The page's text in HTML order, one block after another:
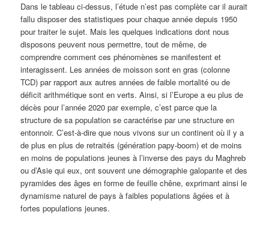
Dans le tableau ci-dessus, l’étude n’est pas complète car il aurait
fallu disposer des statistiques pour chaque année depuis 1950
pour traiter le sujet. Mais les quelques indications dont nous
disposons peuvent nous permettre, tout de même, de
comprendre comment ces phénomènes se manifestent et
interagissent. Les années de moisson sont en gras (colonne
TCD) par rapport aux autres années de faible mortalité ou de
déficit arithmétique sont en verts. Ainsi, si l’Europe a eu plus de
décès pour l’année 2020 par exemple, c’est parce que la
structure de sa population se caractérise par une structure en
entonnoir. C’est-à-dire que nous vivons sur un continent où il y a
de plus en plus de retraités (génération papy-boom) et de moins
en moins de populations jeunes à l’inverse des pays du Maghreb
ou d’Asie qui eux, ont souvent une démographie galopante et des
pyramides des âges en forme de feuille chêne, exprimant ainsi le
dynamisme naturel de pays à faibles populations âgées et à
fortes populations jeunes.